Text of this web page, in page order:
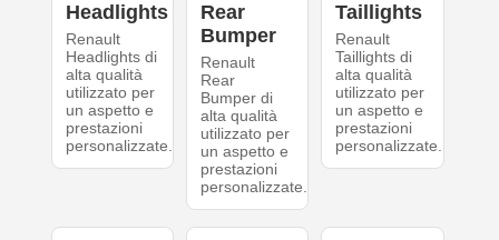
Headlights
Renault
Headlights di
alta qualità
utilizzato per
un aspetto e
prestazioni
personalizzate.
Rear
Bumper
Renault
Rear
Bumper di
alta qualità
utilizzato per
un aspetto e
prestazioni
personalizzate.
Taillights
Renault
Taillights di
alta qualità
utilizzato per
un aspetto e
prestazioni
personalizzate.